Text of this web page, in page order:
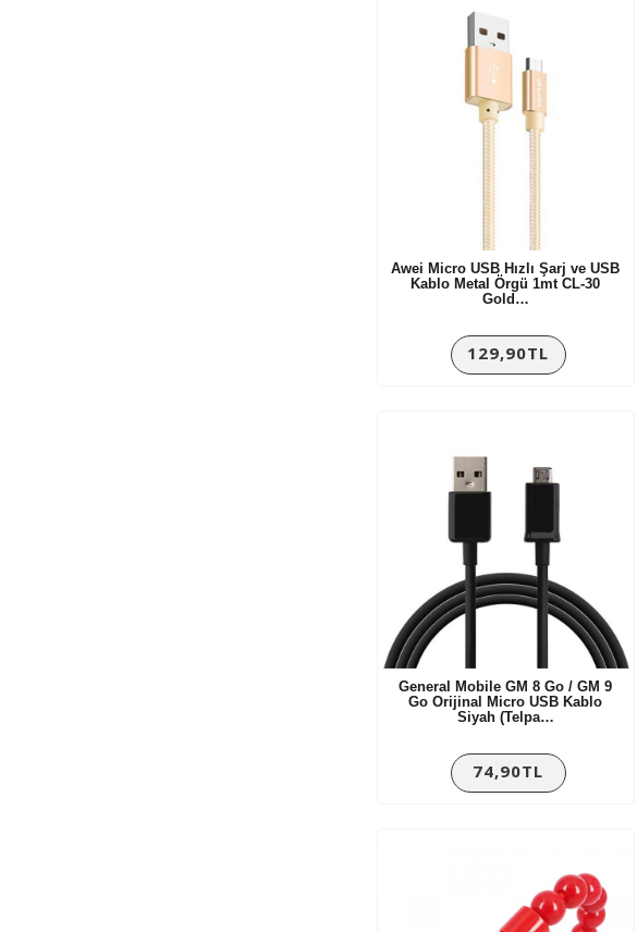
Awei Micro USB Hızlı Şarj ve USB
Kablo Metal Örgü 1mt CL-30
Gold…
129,90TL
General Mobile GM 8 Go / GM 9
Go Orijinal Micro USB Kablo
Siyah (Telpa…
74,90TL